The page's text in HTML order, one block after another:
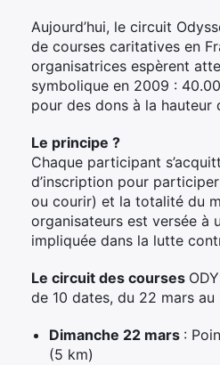
Aujourd’hui, le circuit
de courses caritatives en
organisatrices espèrent
symbolique en 2009 :
pour des dons à la hauteur
Le principe ?
Chaque participant
d’inscription pour
ou courir) et la totalité du
organisateurs est versée à
impliquée dans la lutte
Le circuit des courses
de 10 dates, du 22 mars
Dimanche 22 mars :
(5 km)